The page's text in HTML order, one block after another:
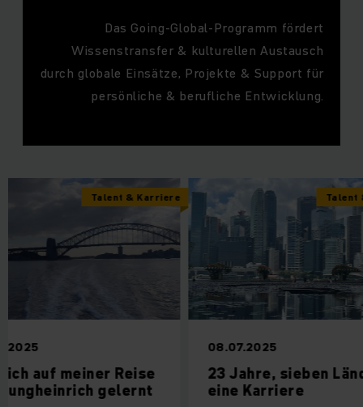
Das Going-Global-Programm fördert
Wissenstransfer & kulturellen Austausch
durch globale Einsätze, Projekte & Support für
persönliche & berufliche Entwicklung.
Talent & Karriere
meiner Reise
gelernt
Talent &
08.07.2025
23 Jahre, sieben Länder,
eine Karriere